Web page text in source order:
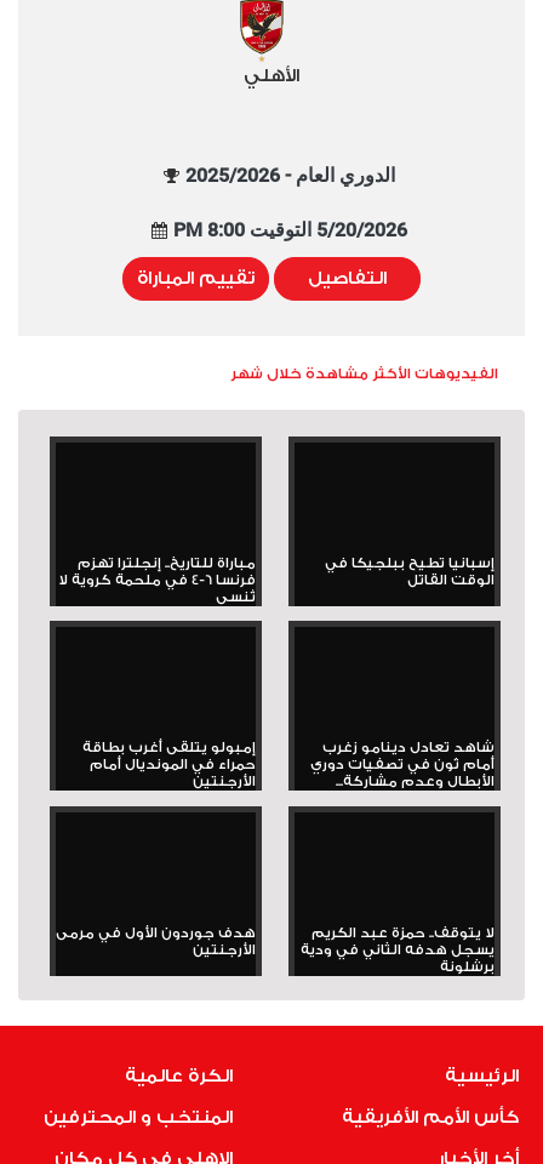
الأهلي
الدوري العام - 2025/2026
5/20/2026 التوقيت 8:00 PM
التفاصيل تقييم المباراة
الفيديوهات الأكثر مشاهدة خلال شهر
إسبانيا تطيح ببلجيكا في
الوقت القاتل
مباراة للتاريخ.. إنجلترا تهزم
فرنسا 6-4 في ملحمة كروية لا
تُنسى
شاهد تعادل دينامو زغرب
أمام ثون في تصفيات دوري
الأبطال وعدم مشاركة...
إمبولو يتلقى أغرب بطاقة
حمراء في المونديال أمام
الأرجنتين
لا يتوقف.. حمزة عبد الكريم
يسجل هدفه الثاني في ودية
برشلونة
هدف جوردون الأول في مرمى
الأرجنتين
الرئيسية
كأس الأمم الأفريقية
أخر الأخبار
الكرة عالمية
المنتخب و المحترفين
الاهلى فى كل مكان